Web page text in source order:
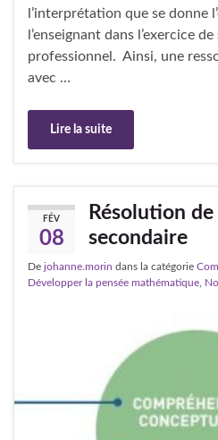
l’interprétation que se donne
l’enseignant dans l’exercice
professionnel. Ainsi, une
avec …
Lire la suite
FÉV
08
Résolution
secondaire
De johanne.morin dans la catégorie
Développer la pensée mathématique